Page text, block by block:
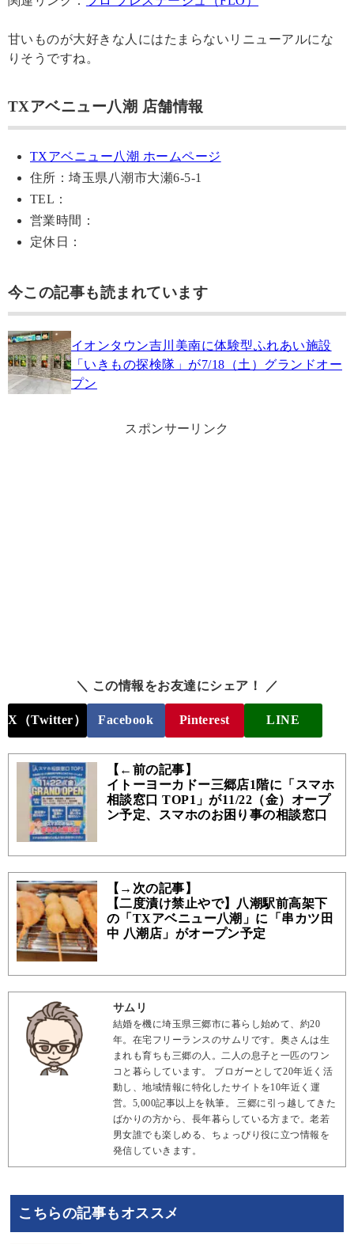
甘いものが大好きな人にはたまらないリニューアルにな
りそうですね。
TXアベニュー八潮 店舗情報
TXアベニュー八潮 ホームページ
住所：埼玉県八潮市大瀬6-5-1
TEL：
営業時間：
定休日：
今この記事も読まれています
イオンタウン吉川美南に体験型ふれあい施設
「いきもの探検隊」が7/18（土）グランドオー
プン
スポンサーリンク
＼ この情報をお友達にシェア！ ／
X（Twitter） Facebook Pinterest LINE
【←前の記事】
イトーヨーカドー三郷店1階に「スマホ
相談窓口 TOP1」が11/22（金）オープ
ン予定、スマホのお困り事の相談窓口
【→次の記事】
【二度漬け禁止やで】八潮駅前高架下
の「TXアベニュー八潮」に「串カツ田
中 八潮店」がオープン予定
サムリ
結婚を機に埼玉県三郷市に暮らし始めて、約20
年。在宅フリーランスのサムリです。奥さんは生
まれも育ちも三郷の人。二人の息子と一匹のワン
コと暮らしています。 ブロガーとして20年近く活
動し、地域情報に特化したサイトを10年近く運
営。5,000記事以上を執筆。 三郷に引っ越してきた
ばかりの方から、長年暮らしている方まで。老若
男女誰でも楽しめる、ちょっぴり役に立つ情報を
発信していきます。
こちらの記事もオススメ